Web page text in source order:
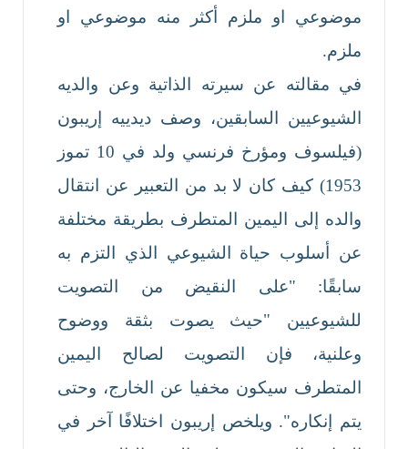
موضوعي او ملزم أكثر منه موضوعي او
ملزم.
في مقالته عن سيرته الذاتية وعن والديه
الشيوعيين السابقين، وصف ديدييه إريبون
(فيلسوف ومؤرخ فرنسي ولد في 10 تموز
1953) كيف كان لا بد من التعبير عن انتقال
والده إلى اليمين المتطرف بطريقة مختلفة
عن أسلوب حياة الشيوعي الذي التزم به
سابقًا: "على النقيض من التصويت
للشيوعيين "حيث يصوت بثقة ووضوح
وعلنية، فإن التصويت لصالح اليمين
المتطرف سيكون مخفيا عن الخارج، وحتى
يتم إنكاره". ويلخص إريبون اختلافًا آخر في